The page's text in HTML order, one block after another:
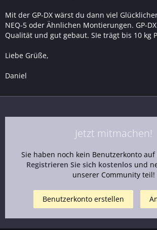
Mit der GP-DX wärst du dann viel
NEQ-5 oder Ähnlichen Montierungen. GP-
Qualität und gut gebaut. SIe trägt bis 10 kg
Liebe Grüße,
Daniel
Jetzt mitmachen!
Sie haben noch kein Benutzerkonto auf
Registrieren Sie sich kostenlosund
unserer Community teil!
Benutzerkonto erstellen